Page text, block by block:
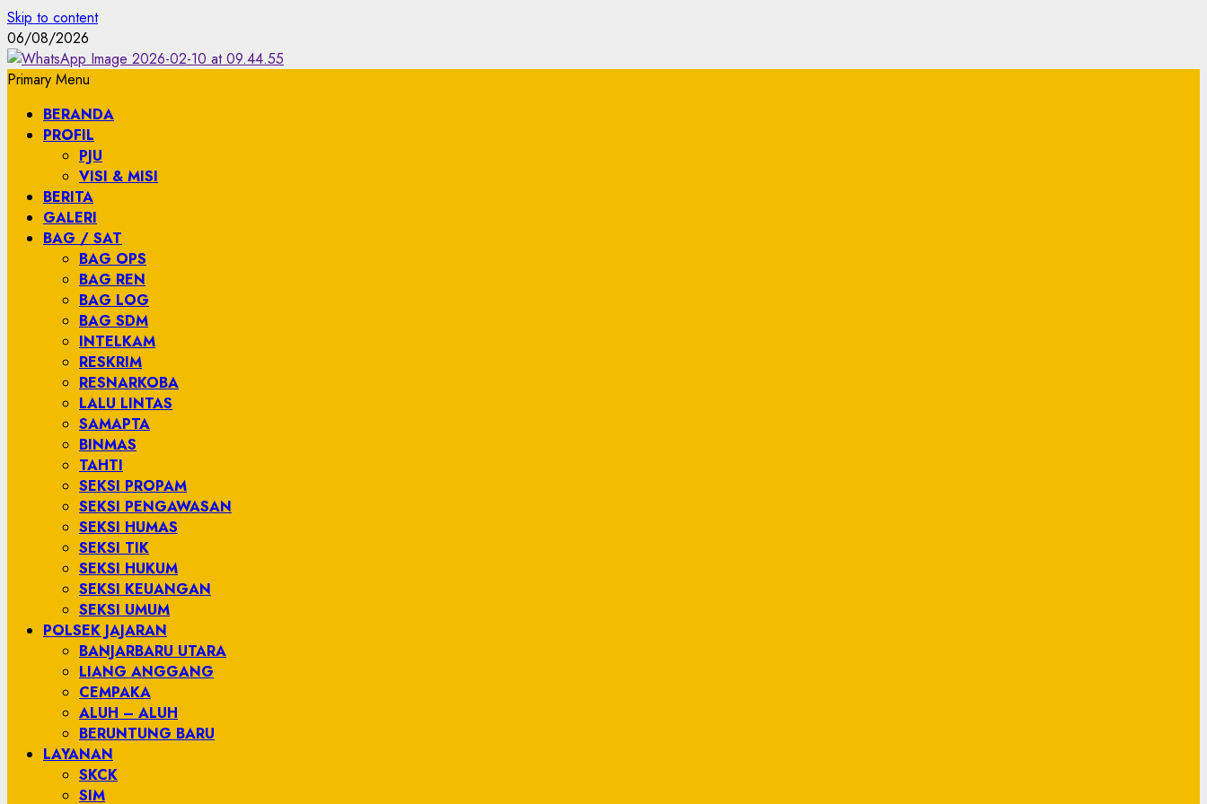
Skip to content
06/08/2026
Primary Menu
BERANDA
PROFIL
PJU
VISI & MISI
BERITA
GALERI
BAG / SAT
BAG OPS
BAG REN
BAG LOG
BAG SDM
INTELKAM
RESKRIM
RESNARKOBA
LALU LINTAS
SAMAPTA
BINMAS
TAHTI
SEKSI PROPAM
SEKSI PENGAWASAN
SEKSI HUMAS
SEKSI TIK
SEKSI HUKUM
SEKSI KEUANGAN
SEKSI UMUM
POLSEK JAJARAN
BANJARBARU UTARA
LIANG ANGGANG
CEMPAKA
ALUH – ALUH
BERUNTUNG BARU
LAYANAN
SKCK
SIM